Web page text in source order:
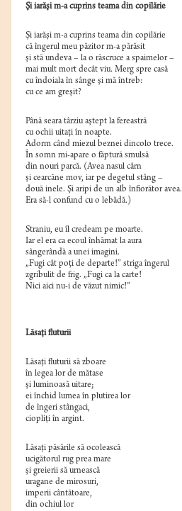
Şi iarăşi m-a cuprins teama din copilărie
Şi iarăşi m-a cuprins teama din copilărie
că îngerul meu păzitor m-a părăsit
şi stă undeva – la o răscruce a spaimelor –
mai mult mort decât viu. Merg spre casă
cu îndoiala în sânge şi mă întreb:
cu ce am greşit?
Până seara târziu aştept la fereastră
cu ochii uitaţi în noapte.
Adorm când miezul beznei dincolo trece.
În somn mi-apare o făptură smulsă
din nouri parcă. (Avea nasul cârn
şi cearcăne mov, iar pe degetul stâng –
două inele. Şi aripi de un alb înfiorător avea.
Era să-l confund cu o lebădă.)
Straniu, eu îl credeam pe moarte.
Iar el era ca ecoul înhămat la aura
sângerândă a unei imagini.
„Fugi cât poţi de departe!” striga îngerul
zgribulit de frig. „Fugi ca la carte!
Nici aici nu-i de văzut nimic!”
Lăsaţi fluturii
Lăsaţi fluturii să zboare
în legea lor de mătase
şi luminoasă uitare;
ei închid lumea în plutirea lor
de îngeri stângaci,
ciopliţi în argint.
Lăsaţi păsările să ocolească
ucigătorul rug prea mare
şi greierii să urnească
uragane de mirosuri,
imperii cântătoare,
din ochiul lor